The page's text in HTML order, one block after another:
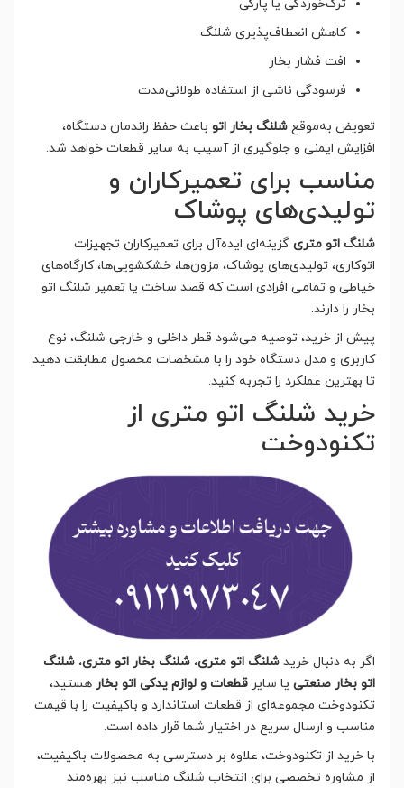
ترک‌خوردگی یا پارگی
کاهش انعطاف‌پذیری شلنگ
افت فشار بخار
فرسودگی ناشی از استفاده طولانی‌مدت
تعویض به‌موقع شلنگ بخار اتو باعث حفظ راندمان دستگاه،
افزایش ایمنی و جلوگیری از آسیب به سایر قطعات خواهد شد.
مناسب برای تعمیرکاران و
تولیدی‌های پوشاک
شلنگ اتو متری گزینه‌ای ایده‌آل برای تعمیرکاران تجهیزات
اتوکاری، تولیدی‌های پوشاک، مزون‌ها، خشکشویی‌ها، کارگاه‌های
خیاطی و تمامی افرادی است که قصد ساخت یا تعمیر شلنگ اتو
بخار را دارند.
پیش از خرید، توصیه می‌شود قطر داخلی و خارجی شلنگ، نوع
کاربری و مدل دستگاه خود را با مشخصات محصول مطابقت دهید
تا بهترین عملکرد را تجربه کنید.
خرید شلنگ اتو متری از
تکنودوخت
اگر به دنبال خرید شلنگ اتو متری، شلنگ بخار اتو متری، شلنگ
اتو بخار صنعتی یا سایر قطعات و لوازم یدکی اتو بخار هستید،
تکنودوخت مجموعه‌ای از قطعات استاندارد و باکیفیت را با قیمت
مناسب و ارسال سریع در اختیار شما قرار داده است.
با خرید از تکنودوخت، علاوه بر دسترسی به محصولات باکیفیت،
از مشاوره تخصصی برای انتخاب شلنگ مناسب نیز بهره‌مند